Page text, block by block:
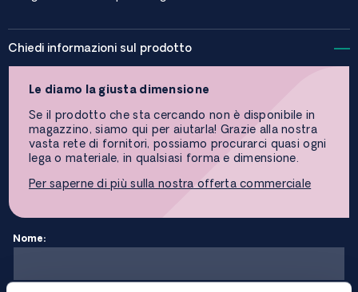
Chiedi informazioni sul prodotto
Le diamo la giusta dimensione
Se il prodotto che sta cercando non è disponibile in
magazzino, siamo qui per aiutarla! Grazie alla nostra
vasta rete di fornitori, possiamo procurarci quasi ogni
lega o materiale, in qualsiasi forma e dimensione.
Per saperne di più sulla nostra offerta commerciale
Nome: